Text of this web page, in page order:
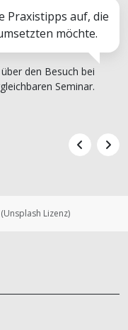
Praxistipps auf, die
möchte.
den Besuch bei
Seminar.
(Unsplash Lizenz)